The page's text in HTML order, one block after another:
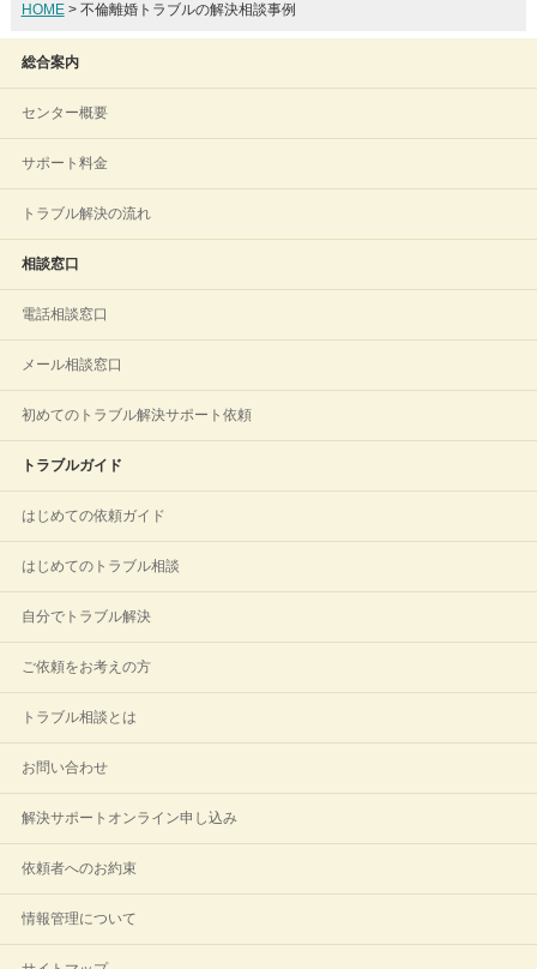
HOME> 不倫離婚トラブルの解決相談事例
総合案内
センター概要
サポート料金
トラブル解決の流れ
相談窓口
電話相談窓口
メール相談窓口
初めてのトラブル解決サポート依頼
トラブルガイド
はじめての依頼ガイド
はじめてのトラブル相談
自分でトラブル解決
ご依頼をお考えの方
トラブル相談とは
お問い合わせ
解決サポートオンライン申し込み
依頼者へのお約束
情報管理について